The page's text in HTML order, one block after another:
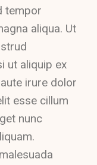
tempor
aliqua. Ut
ut aliquip ex
irure dolor
esse cillum
nunc